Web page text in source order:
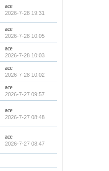
ace
2026-7-28 19:31
ace
2026-7-28 10:05
ace
2026-7-28 10:03
ace
2026-7-28 10:02
ace
2026-7-27 09:57
ace
2026-7-27 08:48
ace
2026-7-27 08:47